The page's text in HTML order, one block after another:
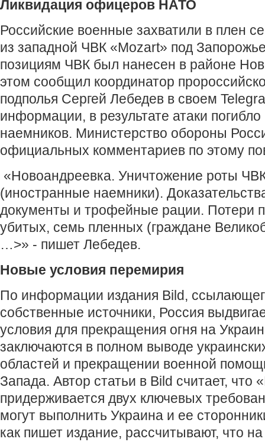
Ликвидация офицеров НАТО
Российские военные захватили в плен
из западной ЧВК «Mozart» под
позициям ЧВК был нанесен в районе
этом сообщил координатор
подполья Сергей Лебедев в своем
информации, в результате атаки
наемников. Министерство обороны
официальных комментариев по этому
«Новоандреевка. Уничтожение роты
(иностранные наемники).
документы и трофейные рации. Потери
убитых, семь пленных (граждане
…>» - пишет Лебедев.
Новые условия перемирия
По информации издания Bild,
собственные источники, Россия
условия для прекращения огня на
заключаются в полном выводе
областей и прекращении военной
Запада. Автор статьи в Bild считает, что
придерживается двух ключевых
могут выполнить Украина и ее
как пишет издание, рассчитывают, что